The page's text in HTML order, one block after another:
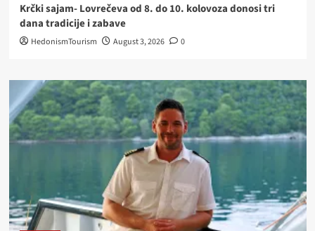
Krčki sajam- Lovrečeva od 8. do 10. kolovoza donosi tri
dana tradicije i zabave
HedonismTourism August 3, 2026 0